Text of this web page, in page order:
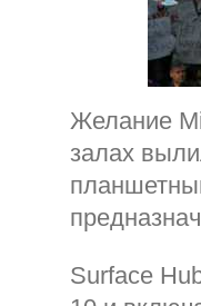
Желание
залах
Surface